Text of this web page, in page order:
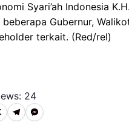
Syari’ah Indonesia
Gubernur,
terkait. (Red/rel)
24
T M